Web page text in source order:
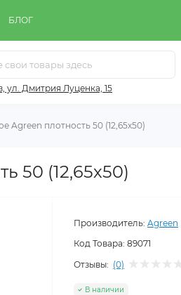
БЛОГ
ул. Дмитрия Луценка, 15
Agreen плотность 50 (12,65х50)
50 (12,65х50)
Производитель: Agreen
Код Товара: 89071
Отзывы: (0)
В наличии